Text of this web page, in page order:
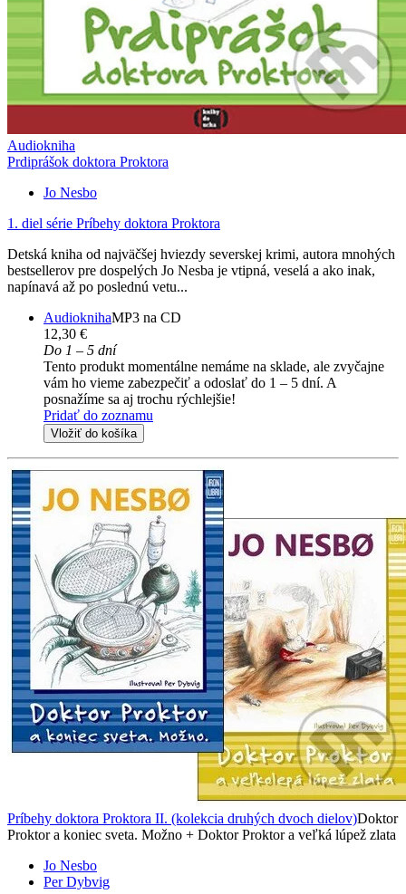
Audiokniha
Prdiprášok doktora Proktora
Jo Nesbo
1. diel série Príbehy doktora Proktora
Detská kniha od najväčšej hviezdy severskej krimi, autora mnohých
bestsellerov pre dospelých Jo Nesba je vtipná, veselá a ako inak,
napínavá až po poslednú vetu...
AudioknihaMP3 na CD
12,30 €
Do 1 – 5 dní
Tento produkt momentálne nemáme na sklade, ale zvyčajne
vám ho vieme zabezpečiť a odoslať do 1 – 5 dní. A
posnažíme sa aj trochu rýchlejšie!
Pridať do zoznamu
Vložiť do košíka
Príbehy doktora Proktora II. (kolekcia druhých dvoch dielov)Doktor
Proktor a koniec sveta. Možno + Doktor Proktor a veľká lúpež zlata
Jo Nesbo
Per Dybvig